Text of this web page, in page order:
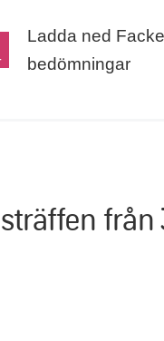
Ladda ned
bedömningar